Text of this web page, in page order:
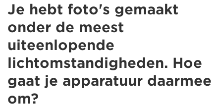
Je hebt foto's gemaakt
onder de meest
uiteenlopende
lichtomstandigheden. Hoe
gaat je apparatuur daarmee
om?